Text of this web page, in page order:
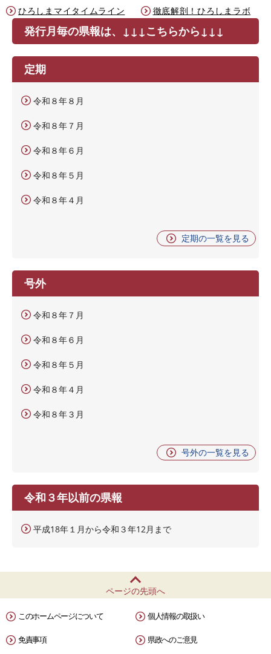
ひろしまマイタイムライン 徹底解剖！ひろしまラボ
発行月毎の県報は、↓↓↓こちらから↓↓↓
定期
令和８年８月
令和８年７月
令和８年６月
令和８年５月
令和８年４月
定期の一覧を見る
号外
令和８年７月
令和８年６月
令和８年５月
令和８年４月
令和８年３月
号外の一覧を見る
令和３年以前の県報
平成18年１月から令和３年12月まで
ページの先頭へ
このホームページについて 個人情報の取扱い
免責事項 県政へのご意見